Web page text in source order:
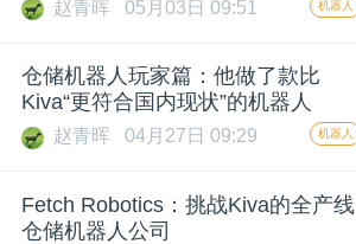
赵青晖 05月03日 09:51 机器人
仓储机器人玩家篇：他做了款比
Kiva“更符合国内现状”的机器人
赵青晖 04月27日 09:29 机器人
Fetch Robotics：挑战Kiva的全产线
仓储机器人公司